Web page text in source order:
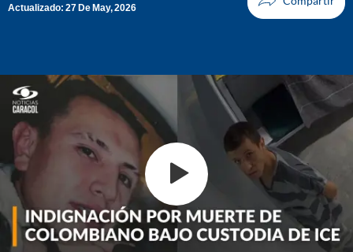
Actualizado: 27 De May, 2026